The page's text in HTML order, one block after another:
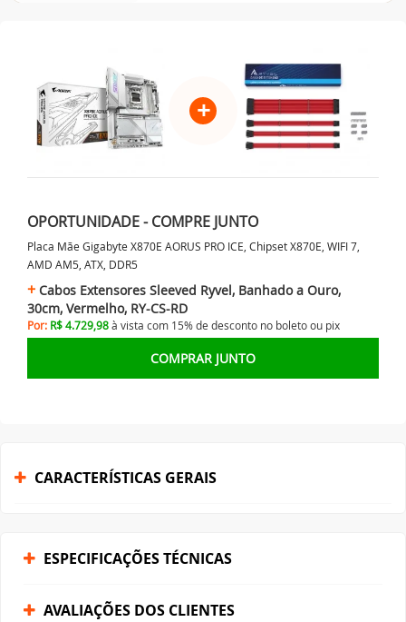
+
OPORTUNIDADE - COMPRE JUNTO
Placa Mãe Gigabyte X870E AORUS PRO ICE, Chipset X870E, WIFI 7,
AMD AM5, ATX, DDR5
Cabos Extensores Sleeved Ryvel, Banhado a Ouro,
30cm, Vermelho, RY-CS-RD
Por: R$ 4.729,98à vista com 15% de desconto no boleto ou pix
COMPRAR JUNTO
CARACTERÍSTICAS GERAIS
ESPECIFICAÇÕES TÉCNICAS
AVALIAÇÕES DOS CLIENTES